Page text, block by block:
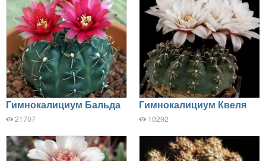
Гимнокалициум Бальда
21707
Гимнокалициум Квеля
10292